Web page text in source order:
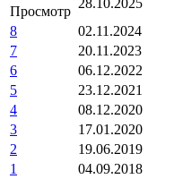
Просмотр
28.10.2025
8
02.11.2024
7
20.11.2023
6
06.12.2022
5
23.12.2021
4
08.12.2020
3
17.01.2020
2
19.06.2019
1
04.09.2018